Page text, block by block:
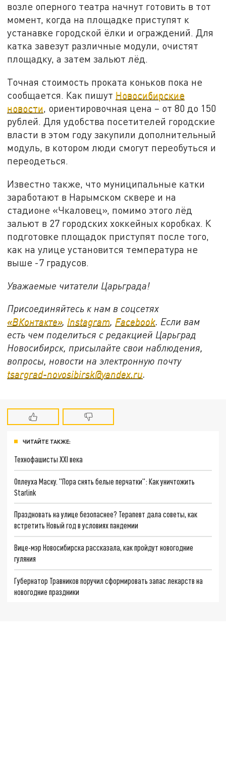
возле оперного театра начнут готовить в тот
момент, когда на площадке приступят к
устанавке городской ёлки и ограждений. Для
катка завезут различные модули, очистят
площадку, а затем зальют лёд.
Точная стоимость проката коньков пока не
сообщается. Как пишут Новосибирские
новости, ориентировочная цена – от 80 до 150
рублей. Для удобства посетителей городские
власти в этом году закупили дополнительный
модуль, в котором люди смогут переобуться и
переодеться.
Известно также, что муниципальные катки
заработают в Нарымском сквере и на
стадионе «Чкаловец», помимо этого лёд
зальют в 27 городских хоккейных коробках. К
подготовке площадок приступят после того,
как на улице установится температура не
выше -7 градусов.
Уважаемые читатели Царьграда!
Присоединяйтесь к нам в соцсетях
«ВКонтакте», Instagram, Facebook. Если вам
есть чем поделиться с редакцией Царьград
Новосибирск, присылайте свои наблюдения,
вопросы, новости на электронную почту
tsargrad-novosibirsk@yandex.ru.
ЧИТАЙТЕ ТАКЖЕ:
Технофашисты XXI века
Оплеуха Маску. "Пора снять белые перчатки": Как уничтожить
Starlink
Праздновать на улице безопаснее? Терапевт дала советы, как
встретить Новый год в условиях пандемии
Вице-мэр Новосибирска рассказала, как пройдут новогодние
гуляния
Губернатор Травников поручил сформировать запас лекарств на
новогодние праздники